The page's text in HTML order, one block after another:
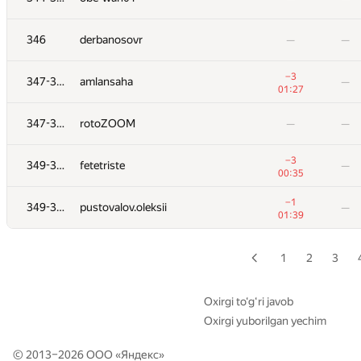
346 derbanosovr — —
347-348 amlansaha
−3
01:27
—
347-348 rotoZOOM — —
349-351 fetetriste
−3
00:35
—
349-351 pustovalov.oleksii
−1
01:39
—
heyshb
01:04
Дмитрий Кидяев
−7
00:53
darkstar1863
01:38
Maxim Velikanov —
nikcoder
−5
00:34
—
1 2 3
Oxirgi to‘g‘ri javob
Oxirgi yuborilgan yechim
© 2013–2026 ООО «Яндекс»